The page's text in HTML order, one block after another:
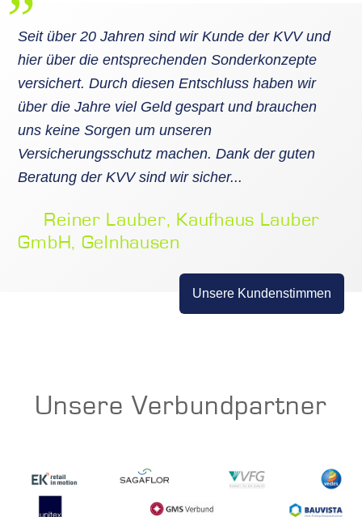
Seit über 20 Jahren sind wir Kunde der KVV und
hier über die entsprechenden Sonderkonzepte
versichert. Durch diesen Entschluss haben wir
über die Jahre viel Geld gespart und brauchen
uns keine Sorgen um unseren
Versicherungsschutz machen. Dank der guten
Beratung der KVV sind wir sicher...
Reiner Lauber, Kaufhaus Lauber
GmbH, Gelnhausen
Unsere Kundenstimmen
Unsere Verbundpartner